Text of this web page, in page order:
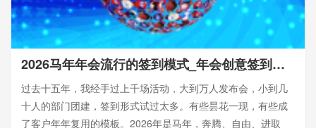
2026马年年会流行的签到模式_年会创意签到盘点
过去十五年，我经手过上千场活动，大到万人发布会，小到几
十人的部门团建，签到形式试过太多。有些昙花一现，有些成
了客户年年复用的模板。2026年是马年，奔腾、自由、进取